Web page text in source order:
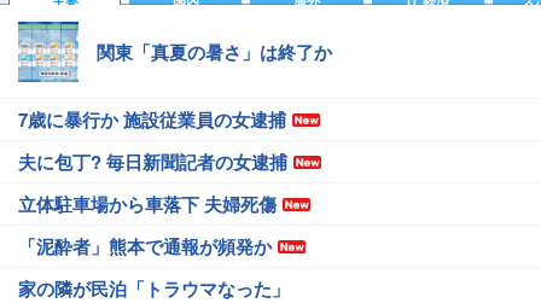
関東「真夏の暑さ」は終了か
7歳に暴行か 施設従業員の女逮捕
夫に包丁? 毎日新聞記者の女逮捕
立体駐車場から車落下 夫婦死傷
「泥酔者」熊本で通報が頻発か
家の隣が民泊「トラウマなった」